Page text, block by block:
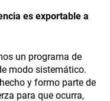
es exportable a
un programa de
modo sistemático.
y formo parte de
para que ocurra,